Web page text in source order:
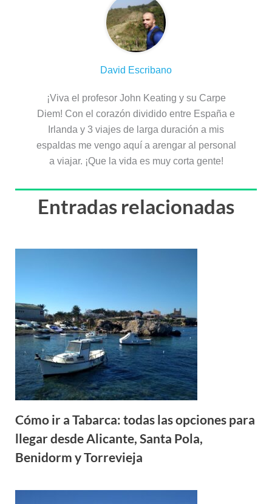
David Escribano
¡Viva el profesor John Keating y su Carpe
Diem! Con el corazón dividido entre España e
Irlanda y 3 viajes de larga duración a mis
espaldas me vengo aquí a arengar al personal
a viajar. ¡Que la vida es muy corta gente!
Entradas relacionadas
Cómo ir a Tabarca: todas las opciones para
llegar desde Alicante, Santa Pola,
Benidorm y Torrevieja